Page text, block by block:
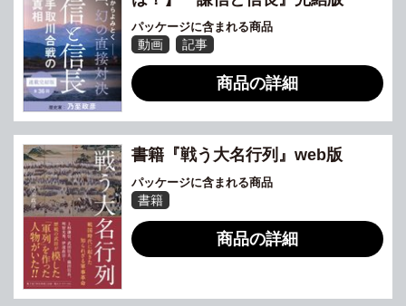
パッケージに含まれる商品
動画 記事
商品の詳細
書籍『戦う大名行列』web版
パッケージに含まれる商品
書籍
商品の詳細